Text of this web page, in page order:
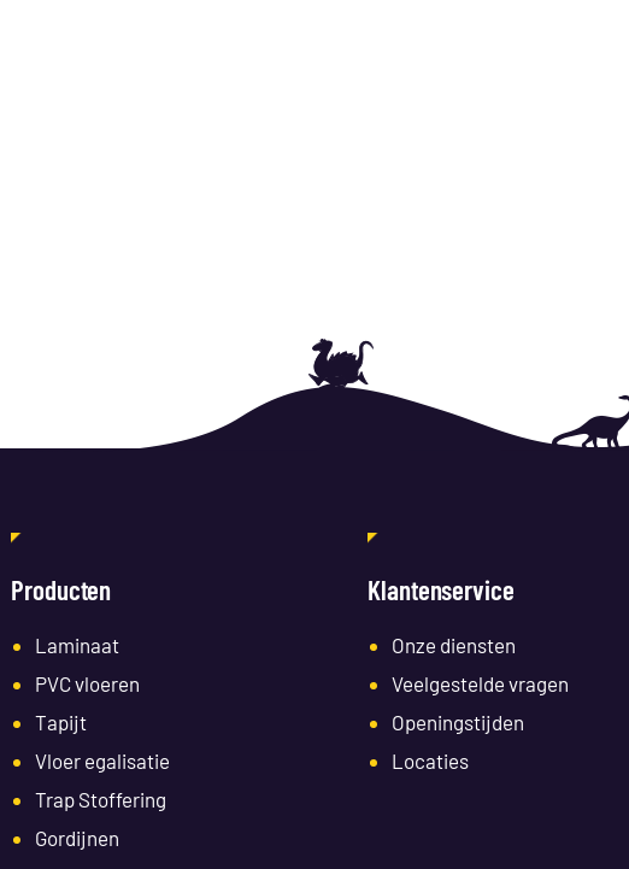
Producten
Laminaat
PVC vloeren
Tapijt
Vloer egalisatie
Trap Stoffering
Gordijnen
Klantenservice
Onze diensten
Veelgestelde vragen
Openingstijden
Locaties